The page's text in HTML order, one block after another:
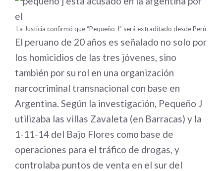
La Justicia confirmó que “Pequeño J” será extraditado desde Perú
El peruano de 20 años es señalado no solo por
los homicidios de las tres jóvenes, sino
también por su rol en una organización
narcocriminal transnacional con base en
Argentina. Según la investigación, Pequeño J
utilizaba las villas Zavaleta (en Barracas) y la
1-11-14 del Bajo Flores como base de
operaciones para el tráfico de drogas, y
controlaba puntos de venta en el sur del